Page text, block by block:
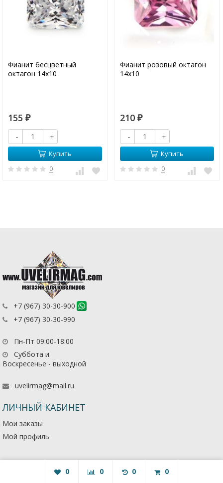
Фианит бесцветный
октагон 14х10
155 ₽
-
+
Купить
0
Фианит розовый октагон
14х10
210 ₽
-
+
Купить
0
+7 (967) 30-30-900
+7 (967) 30-30-990
Пн-Пт 09:00-18:00
Суббота и
Воскресенье - выходной
uvelirmag@mail.ru
ЛИЧНЫЙ КАБИНЕТ
Мои заказы
Мой профиль
0 0 0 0